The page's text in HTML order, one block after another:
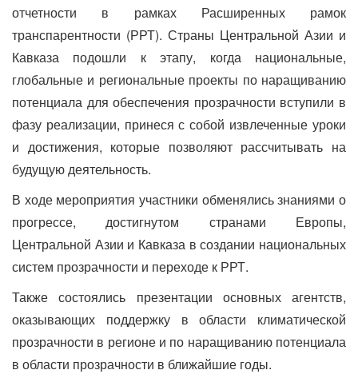
отчетности в рамках Расширенных рамок
транспарентности (РРТ). Страны Центральной Азии и
Кавказа подошли к этапу, когда национальные,
глобальные и региональные проекты по наращиванию
потенциала для обеспечения прозрачности вступили в
фазу реализации, принеся с собой извлеченные уроки
и достижения, которые позволяют рассчитывать на
будущую деятельность.
В ходе мероприятия участники обменялись знаниями о
прогрессе, достигнутом странами Европы,
Центральной Азии и Кавказа в создании национальных
систем прозрачности и переходе к РРТ.
Также состоялись презентации основных агентств,
оказывающих поддержку в области климатической
прозрачности в регионе и по наращиванию потенциала
в области прозрачности в ближайшие годы.